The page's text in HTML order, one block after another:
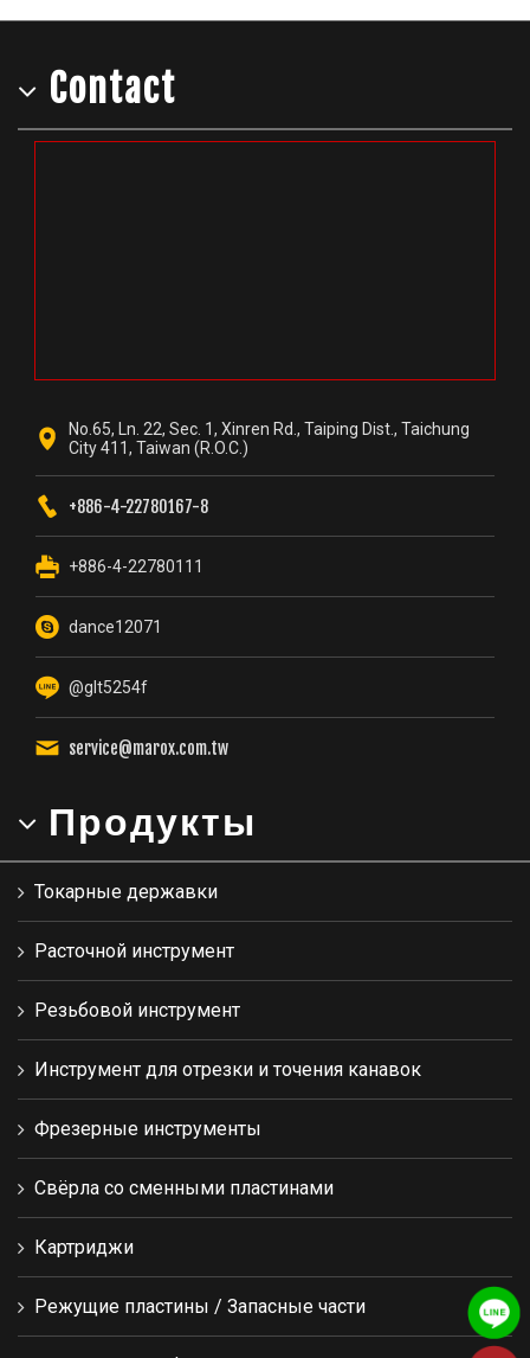
Contact
No.65, Ln. 22, Sec. 1, Xinren Rd., Taiping Dist., Taichung
City 411, Taiwan (R.O.C.)
+886-4-22780167-8
+886-4-22780111
dance12071
@glt5254f
service@marox.com.tw
Продукты
Токарные державки
Расточной инструмент
Резьбовой инструмент
Инструмент для отрезки и точения канавок
Фрезерные инструменты
Свёрла со сменными пластинами
Картриджи
Режущие пластины / Запасные части